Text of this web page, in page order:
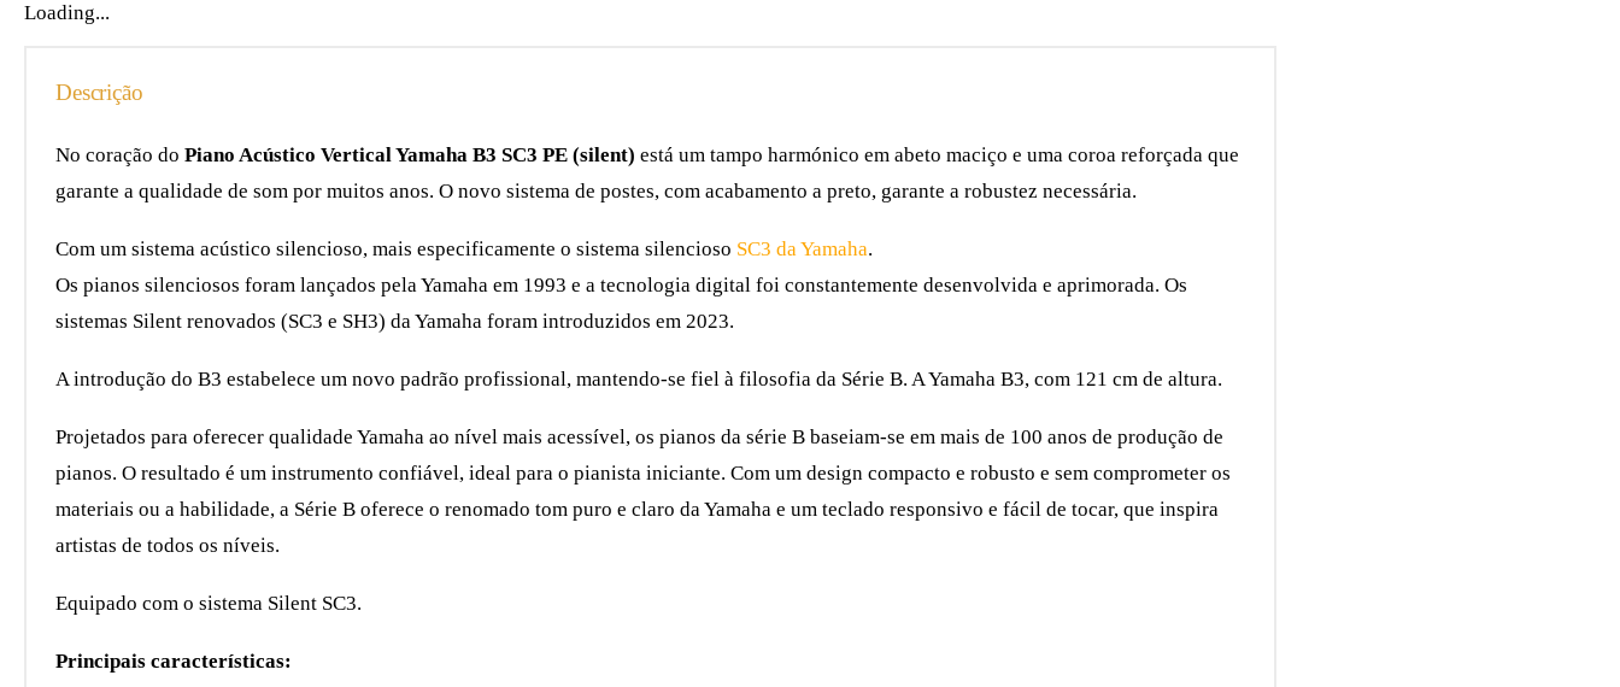
Loading...
Descrição
No coração do Piano Acústico Vertical Yamaha B3 SC3 PE (silent) está um tampo harmónico em abeto maciço e uma coroa reforçada que
garante a qualidade de som por muitos anos. O novo sistema de postes, com acabamento a preto, garante a robustez necessária.
Com um sistema acústico silencioso, mais especificamente o sistema silencioso SC3 da Yamaha.
Os pianos silenciosos foram lançados pela Yamaha em 1993 e a tecnologia digital foi constantemente desenvolvida e aprimorada. Os
sistemas Silent renovados (SC3 e SH3) da Yamaha foram introduzidos em 2023.
A introdução do B3 estabelece um novo padrão profissional, mantendo-se fiel à filosofia da Série B. A Yamaha B3, com 121 cm de altura.
Projetados para oferecer qualidade Yamaha ao nível mais acessível, os pianos da série B baseiam-se em mais de 100 anos de produção de
pianos. O resultado é um instrumento confiável, ideal para o pianista iniciante. Com um design compacto e robusto e sem comprometer os
materiais ou a habilidade, a Série B oferece o renomado tom puro e claro da Yamaha e um teclado responsivo e fácil de tocar, que inspira
artistas de todos os níveis.
Equipado com o sistema Silent SC3.
Principais características: